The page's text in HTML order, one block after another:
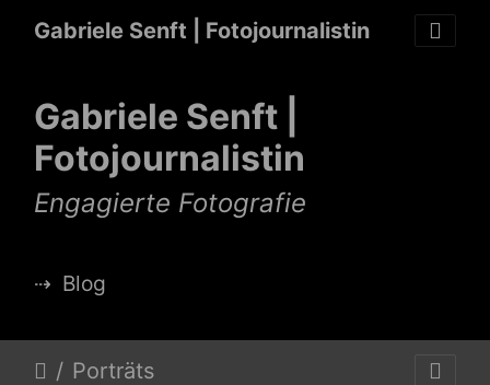
Gabriele Senft | Fotojournalistin
Gabriele Senft |
Fotojournalistin
Engagierte Fotografie
⇢ Blog
Porträts